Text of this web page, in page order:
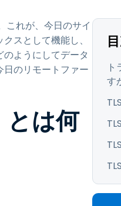
ィ
し
すべての業界につ
す
これが、今日のサイ
スとして機能し、
ようにしてデータ
のリモートファー
とは何